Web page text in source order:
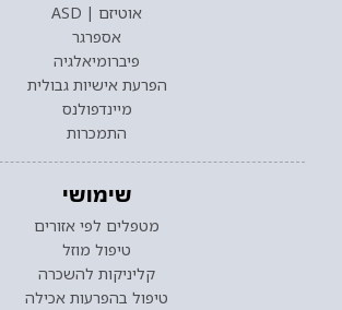
אוטיזם | ASD
אספרגר
פיברומיאלגיה
הפרעת אישיות גבולית
מיינדפולנס
התמכרות
שימושי
מטפלים לפי אזורים
טיפול מוזל
קליניקות להשכרה
טיפול בהפרעות אכילה